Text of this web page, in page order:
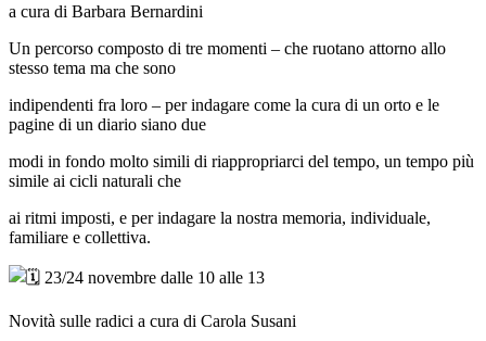
a cura di Barbara Bernardini
Un percorso composto di tre momenti – che ruotano attorno allo
stesso tema ma che sono
indipendenti fra loro – per indagare come la cura di un orto e le
pagine di un diario siano due
modi in fondo molto simili di riappropriarci del tempo, un tempo più
simile ai cicli naturali che
ai ritmi imposti, e per indagare la nostra memoria, individuale,
familiare e collettiva.
23/24 novembre dalle 10 alle 13
Novità sulle radici a cura di Carola Susani